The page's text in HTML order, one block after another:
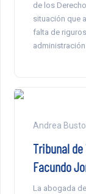
de los
situación que
falta de
Andrea
Tribunal
Facundo
La abogada